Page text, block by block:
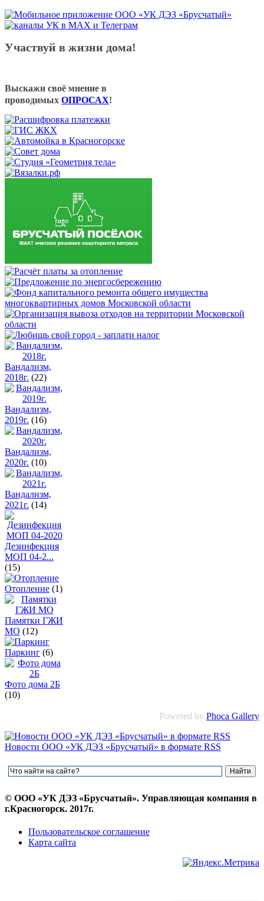
Участвуй в жизни дома!
Выскажи своё мнение в
проводимых ОПРОСАХ!
Вандализм,
2018г. (22)
Вандализм,
2019г. (16)
Вандализм,
2020г. (10)
Вандализм,
2021г. (14)
Дезинфекция
МОП 04-2...
(15)
Отопление (1)
Памятки ГЖИ
МО (12)
Паркинг (6)
Фото дома 2Б
(10)
Powered by Phoca Gallery
Новости ООО «УК ДЭЗ «Брусчатый» в формате RSS
© ООО «УК ДЭЗ «Брусчатый». Управляющая компания в
г.Красногорск. 2017г.
Пользовательское соглашение
Карта сайта